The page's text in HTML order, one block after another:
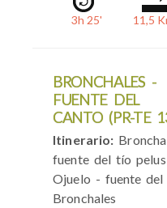
3h 25' 11,5
BRONCHALES -
FUENTE DEL
CANTO (PR-TE
Itinerario:
fuente del tío
Ojuelo - fuente
Bronchales